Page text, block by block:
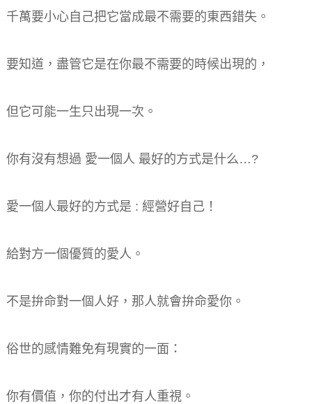
千萬要小心自己把它當成最不需要的東西錯失。
要知道，盡管它是在你最不需要的時候出現的，
但它可能一生只出現一次。
你有沒有想過 愛一個人 最好的方式是什么…?
愛一個人最好的方式是 : 經營好自己！
給對方一個優質的愛人。
不是拚命對一個人好，那人就會拚命愛你。
俗世的感情難免有現實的一面：
你有價值，你的付出才有人重視。